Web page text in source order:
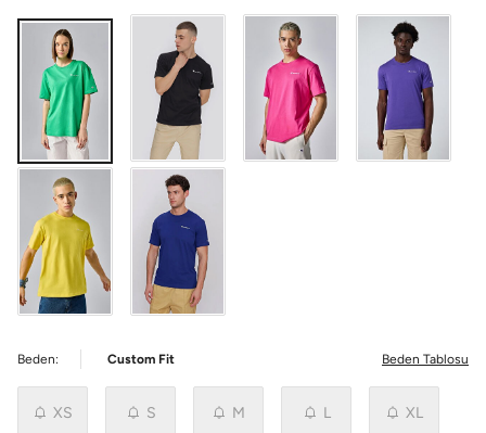
Beden: Custom Fit Beden Tablosu
XS S M L XL